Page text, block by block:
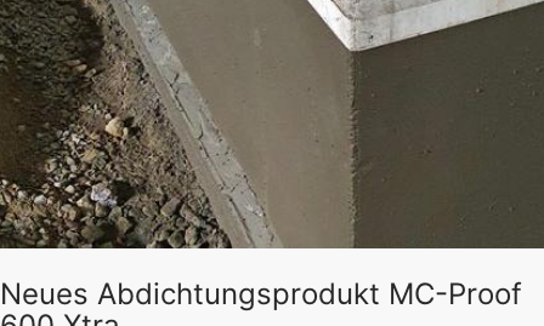
Neues Abdichtungsprodukt MC-Proof